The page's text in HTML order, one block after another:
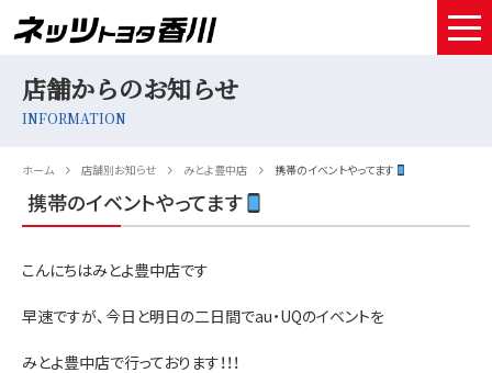
店舗からのお知らせ
INFORMATION
ホーム 店舗別お知らせ みとよ豊中店 携帯のイベントやってます
携帯のイベントやってます
こんにちはみとよ豊中店です
早速ですが、今日と明日の二日間でau・UQのイベントを
みとよ豊中店で行っております！！！